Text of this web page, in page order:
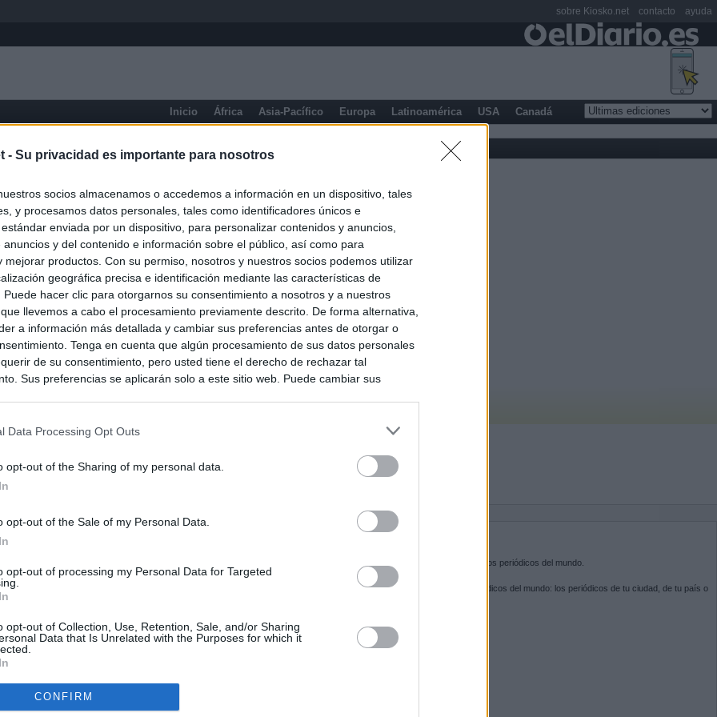
- Su privacidad es importante para nosotros
socios almacenamos o accedemos a información en un dispositivo, tales
y procesamos datos personales, tales como identificadores únicos e
enviada por un dispositivo, para personalizar contenidos y anuncios,
anuncios y del contenido e información sobre el público, así como para
mejorar productos. Con su permiso, nosotros y nuestros socios podemos utilizar
geográfica precisa e identificación mediante las características de
Puede hacer clic para otorgarnos su consentimiento a nosotros y a nuestros
llevemos a cabo el procesamiento previamente descrito. De forma alternativa,
a información más detallada y cambiar sus preferencias antes de otorgar o
Tenga en cuenta que algún procesamiento de sus datos personales
de su consentimiento, pero usted tiene el derecho de rechazar tal
Sus preferencias se aplicarán solo a este sitio web. Puede cambiar sus
Data Processing Opt Outs
opt-out of the Sharing of my personal data.
opt-out of the Sale of my Personal Data.
opt-out of processing my Personal Data for Targeted
opt-out of Collection, Use, Retention, Sale, and/or Sharing
Data that Is Unrelated with the Purposes for which it
CONFIRM
Inicio África Asia-Pacífico Europa Latinoamérica USA Canadá
Prensa de Información General
no puede destinar directamente la venta del ático de
por los incendios
en una semana
de los honorarios de la inmobiliaria a la estimación de venta
Ayuso
SOBRE KIOSKO.NET
es la puerta de entrada a los periódicos del mundo.
Navega por las portadas de los periódicos del mundo: los periódicos de tu ciudad, de tu país o
SÍGUENOS
sobre Kiosko.net contacto ayuda